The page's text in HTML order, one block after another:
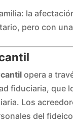
la
pero con
opera a
fiduciaria, que
Los
del